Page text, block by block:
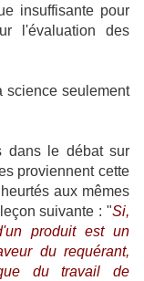
insuffisante pour
l'évaluation des
science seulement
dans le débat sur
proviennent cette
aux mêmes
suivante : "Si,
produit est un
du requérant,
du travail de